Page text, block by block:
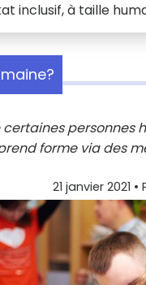
inclusif, à taille
personnes
forme via des
21 janvier 2021 •